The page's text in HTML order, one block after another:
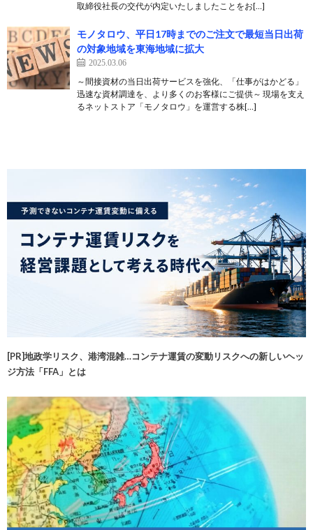
取締役社長の交代が内定いたしましたことをお[…]
モノタロウ、平日17時までのご注文で最短当日出荷
の対象地域を東海地域に拡大
2025.03.06
～間接資材の当日出荷サービスを強化、「仕事がはかどる」
迅速な資材調達を、より多くのお客様にご提供～ 現場を支え
るネットストア「モノタロウ」を運営する株[…]
[PR]地政学リスク、港湾混雑…コンテナ運賃の変動リスクへの新しいヘッ
ジ方法「FFA」とは